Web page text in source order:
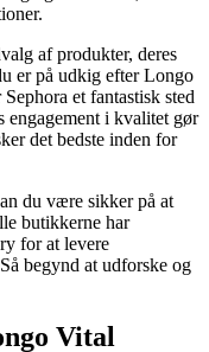
af produkter, deres
er på udkig efter Longo
et fantastisk sted
engagement i kvalitet gør
det bedste inden for
du være sikker på at
butikkerne har
for at levere
begynd at udforske og
Vital